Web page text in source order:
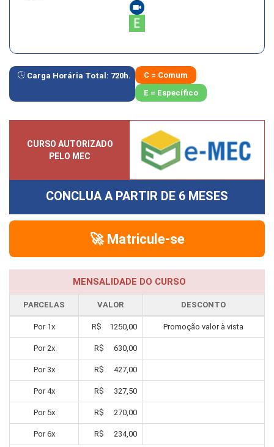
Carga Horária Total: 720h.
C = Comum
E = Específico
CURSO AUTORIZADO
PELO MEC
CONCLUA A PARTIR DE 6 MESES
🚀 Matricule-se
MENSALIDADE DO CURSO
PARCELAS VALOR DESCONTO
Por 1x R$ 1250,00 Promoção valor à vista
Por 2x R$ 630,00
Por 3x R$ 427,00
Por4x R$ 327,50
Por 5x R$ 270,00
Por6x R$ 234,00